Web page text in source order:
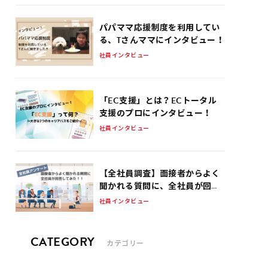
パパママ応援制度を利用してい
る、Tさんママにインタビュー！
社員インタビュー
「EC支援」とは？ECトータル
支援のプロにインタビュー！
社員インタビュー
【全社員調査】面接者からよく
聞かれる質問に、全社員が回答
してみた！！
社員インタビュー
CATEGORY カテゴリー